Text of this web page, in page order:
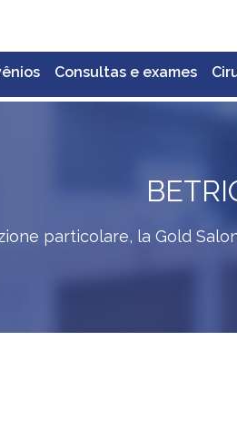
Consultas e exames
particolare, la Gold